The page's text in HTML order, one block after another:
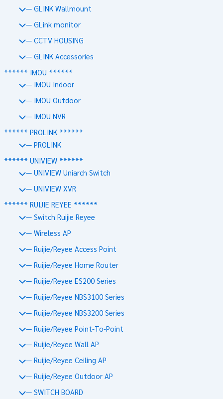
— GLINK Wallmount
— GLink monitor
— CCTV HOUSING
— GLINK Accessories
****** IMOU ******
— IMOU Indoor
— IMOU Outdoor
— IMOU NVR
****** PROLINK ******
— PROLINK
****** UNIVIEW ******
— UNIVIEW Uniarch Switch
— UNIVIEW XVR
****** RUIJIE REYEE ******
— Switch Ruijie Reyee
— Wireless AP
— Ruijie/Reyee Access Point
— Ruijie/Reyee Home Router
— Ruijie/Reyee ES200 Series
— Ruijie/Reyee NBS3100 Series
— Ruijie/Reyee NBS3200 Series
— Ruijie/Reyee Point-To-Point
— Ruijie/Reyee Wall AP
— Ruijie/Reyee Ceiling AP
— Ruijie/Reyee Outdoor AP
— SWITCH BOARD